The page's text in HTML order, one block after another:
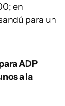
en
para un
ADP
a la